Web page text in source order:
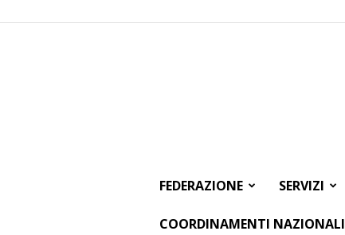
FEDERAZIONE SERVIZI
COORDINAMENTI NAZIONALI